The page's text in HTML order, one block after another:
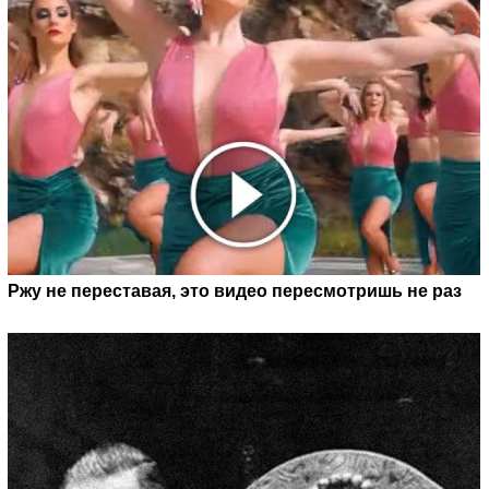
Ржу не переставая, это видео пересмотришь не раз